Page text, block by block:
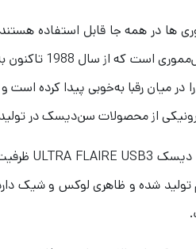
انواع
در میان رقبا به‌خوبی پیدا کرده
از محصولات سن‌دیسک در
تولید شده و ظاهری لوکس و شیک